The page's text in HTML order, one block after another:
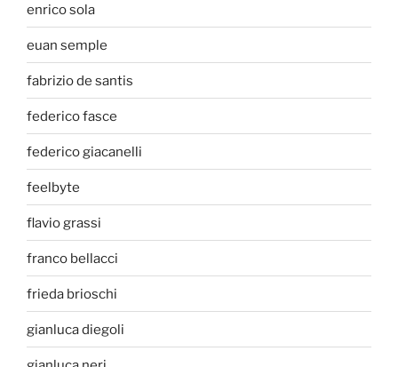
enrico sola
euan semple
fabrizio de santis
federico fasce
federico giacanelli
feelbyte
flavio grassi
franco bellacci
frieda brioschi
gianluca diegoli